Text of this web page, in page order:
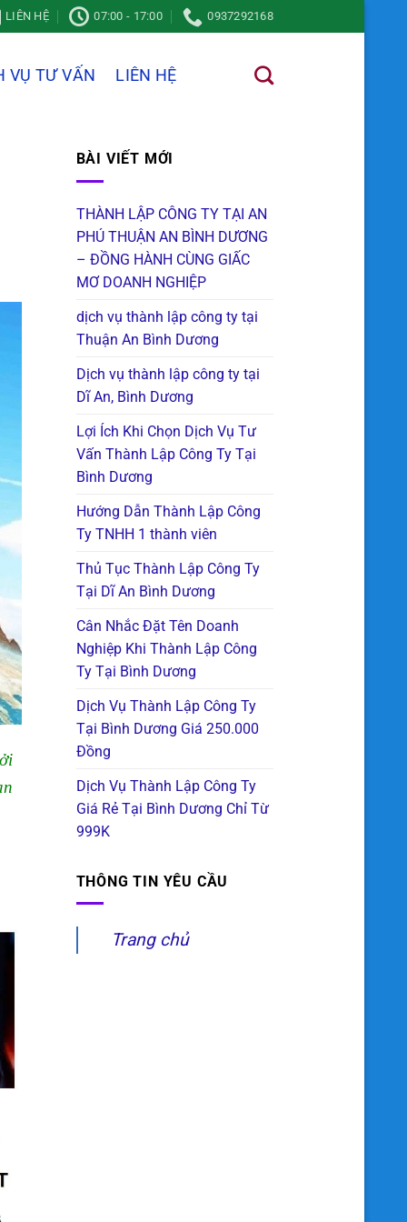
LIÊN HỆ 07:00 - 17:00 0937292168
VỤ TƯ VẤN LIÊN HỆ
BÀI VIẾT MỚI
THÀNH LẬP CÔNG TY TẠI AN
PHÚ THUẬN AN BÌNH DƯƠNG
– ĐỒNG HÀNH CÙNG GIẤC
MƠ DOANH NGHIỆP
dịch vụ thành lập công ty tại
Thuận An Bình Dương
Dịch vụ thành lập công ty tại
Dĩ An, Bình Dương
Lợi Ích Khi Chọn Dịch Vụ Tư
Vấn Thành Lập Công Ty Tại
Bình Dương
Hướng Dẫn Thành Lập Công
Ty TNHH 1 thành viên
Thủ Tục Thành Lập Công Ty
Tại Dĩ An Bình Dương
Cân Nhắc Đặt Tên Doanh
Nghiệp Khi Thành Lập Công
Ty Tại Bình Dương
Dịch Vụ Thành Lập Công Ty
Tại Bình Dương Giá 250.000
Đồng
Dịch Vụ Thành Lập Công Ty
Giá Rẻ Tại Bình Dương Chỉ Từ
999K
THÔNG TIN YÊU CẦU
Trang chủ